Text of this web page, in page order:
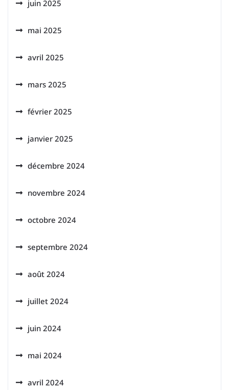
juin 2025
mai 2025
avril 2025
mars 2025
février 2025
janvier 2025
décembre 2024
novembre 2024
octobre 2024
septembre 2024
août 2024
juillet 2024
juin 2024
mai 2024
avril 2024